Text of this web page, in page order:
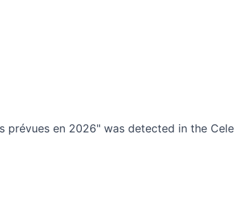
prévues en 2026" was detected in the